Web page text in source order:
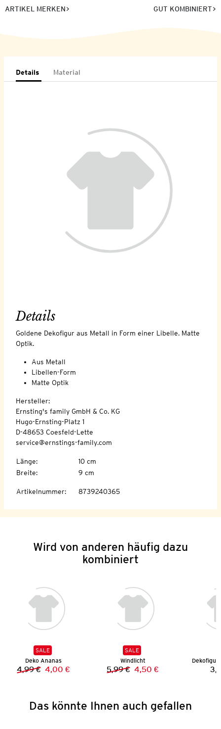
ARTIKEL MERKEN GUT KOMBINIERT
Details Material
Details
Goldene Dekofigur aus Metall in Form einer Libelle. Matte
Optik.
Aus Metall
Libellen-Form
Matte Optik
Hersteller:
Ernsting's family GmbH & Co. KG
Hugo-Ernsting-Platz 1
D-48653 Coesfeld-Lette
service@ernstings-family.com
Länge:
10 cm
Breite: 9 cm
Artikelnummer: 8739240365
Wird von anderen häufig dazu
kombiniert
SALE
Deko Ananas
Vorheriger Preis:
4,99 € Neuer Preis:
4,00 €
SALE
Windlicht
Vorheriger Preis:
5,99 € Neuer Preis:
4,50 €
Dekofigur
Das könnte Ihnen auch gefallen